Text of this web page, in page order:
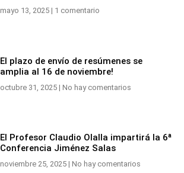
mayo 13, 2025 1 comentario
El plazo de envío de resúmenes se
amplia al 16 de noviembre!
octubre 31, 2025 No hay comentarios
El Profesor Claudio Olalla impartirá la 6ª
Conferencia Jiménez Salas
noviembre 25, 2025 No hay comentarios